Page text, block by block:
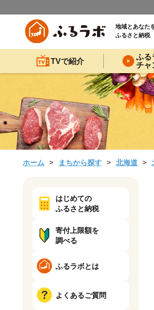
地域とあなた
ふるさと納税
TVで紹介
ふる
チャ
ホーム まちから探す 北海道
はじめての
ふるさと納税
寄付上限額を
調べる
ふるラボとは
よくあるご質問